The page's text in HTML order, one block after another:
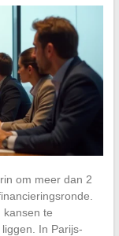
om meer dan 2
kansen te
In Parijs-